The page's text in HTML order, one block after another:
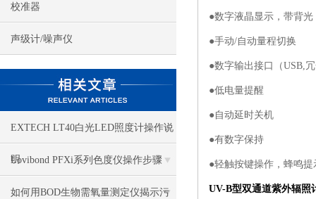
校准器
声级计/噪声仪
EXTECH LT40白光LED照度计操作说
明
Lovibond PFXi系列色度仪操作步骤
如何用BOD生物需氧量测定仪揭示污
●数字液晶显示，带背光
●手动/自动量程切换
●数字输出接口（USB,
●低电量提醒
●自动延时关机
●有数字保持
●轻触按键操作，蜂鸣提
UV-B型双通道紫外辐照